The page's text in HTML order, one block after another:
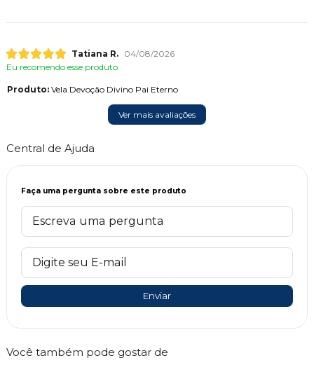
Tatiana R.
04/08/2026
Eu recomendo esse produto.
Produto:Vela Devoção Divino Pai Eterno
Ver mais avaliações
Central de Ajuda
Faça uma pergunta sobre este produto
Enviar
Você também pode gostar de